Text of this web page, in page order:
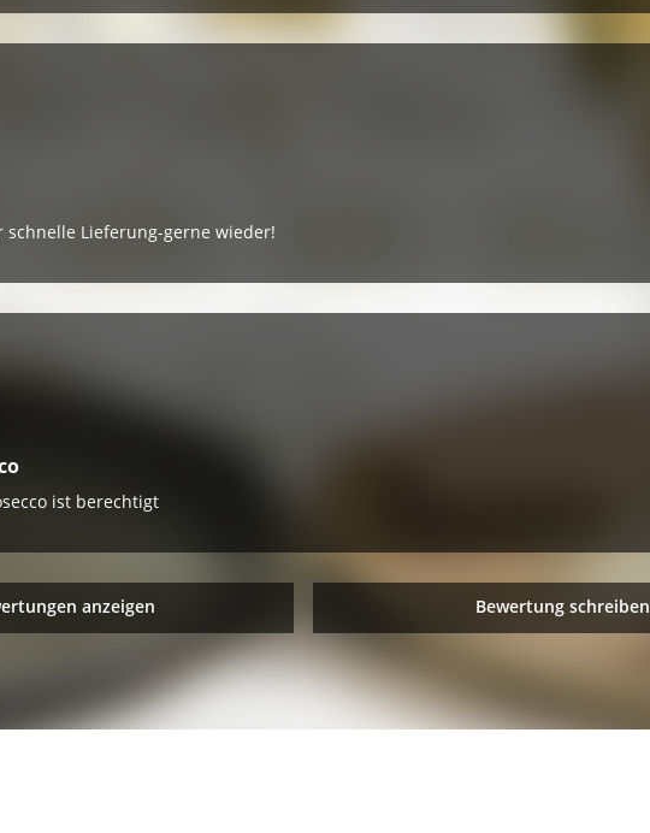
schnelle Lieferung-gerne wieder!
ist berechtigt
anzeigen Bewertung schreiben